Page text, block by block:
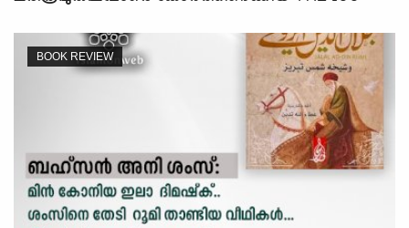
BOOK REVIEW